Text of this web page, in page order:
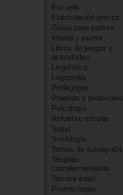
Escuela
Estimulación precoz
Guías para padres
Infantil y juvenil
Libros de juegos y
actividades
Lingüística
Logopedia
Pedagogía
Pruebas y protocolos
Psicología
Refuerzo escolar
Salud
Sociología
Temas de autoayuda
Terapias
complementarias
Tercera edad
Promociones